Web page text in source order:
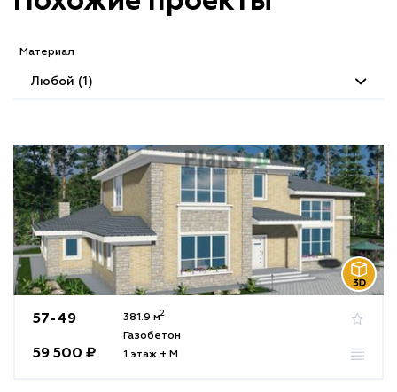
Материал
Любой (1)
57-49
59 500 ₽
381.9 м2
Газобетон
1 этаж + М